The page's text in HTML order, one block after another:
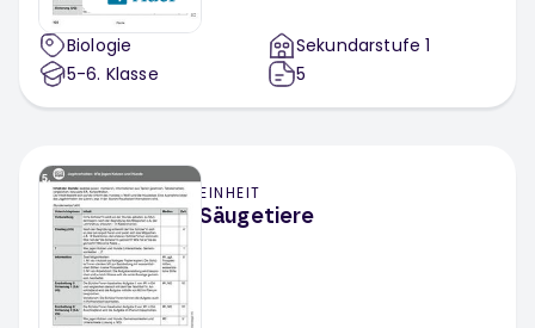
Biologie
5-6. Klasse
Sekundarstufe 1
5
EINHEIT
Säugetiere